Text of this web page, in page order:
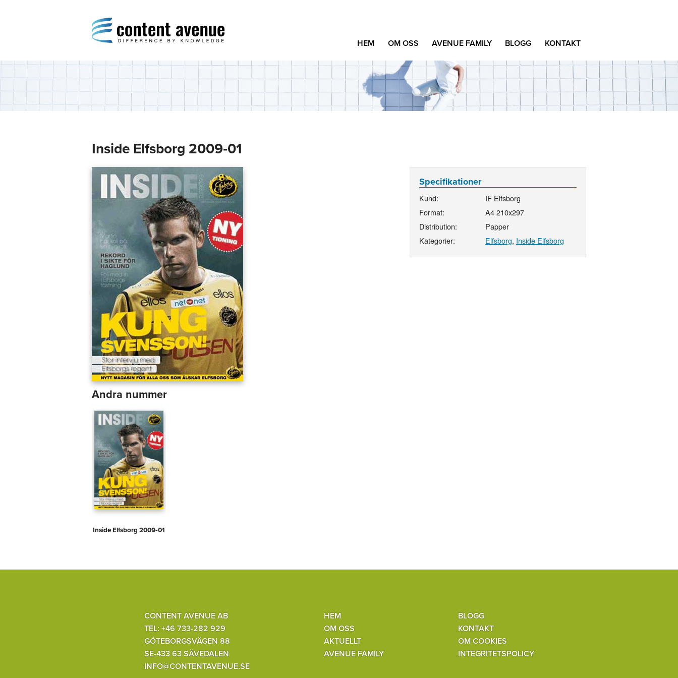
Difference by Knowledge
HEM OM OSS AVENUE FAMILY BLOGG KONTAKT
Inside Elfsborg 2009‑01
Specifikationer
Kund:
IF Elfsborg
Format:
A4 210x297
Distribution:
Papper
Kategorier:
Elfsborg, Inside Elfsborg
Andra nummer
Inside Elfsborg 2009‑01
CONTENT AVENUE AB
TEL: +46 733-282 929
GÖTEBORGSVÄGEN 88
SE-433 63 SÄVEDALEN
INFO@CONTENTAVENUE.SE
HEM
OM OSS
AKTUELLT
AVENUE FAMILY
BLOGG
KONTAKT
OM COOKIES
INTEGRITETSPOLICY